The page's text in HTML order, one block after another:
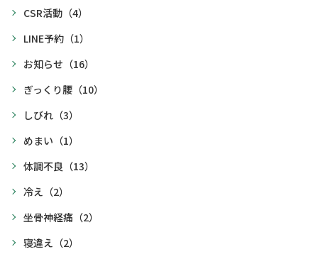
CSR活動 （4）
LINE予約 （1）
お知らせ （16）
ぎっくり腰 （10）
しびれ （3）
めまい （1）
体調不良 （13）
冷え （2）
坐骨神経痛 （2）
寝違え （2）